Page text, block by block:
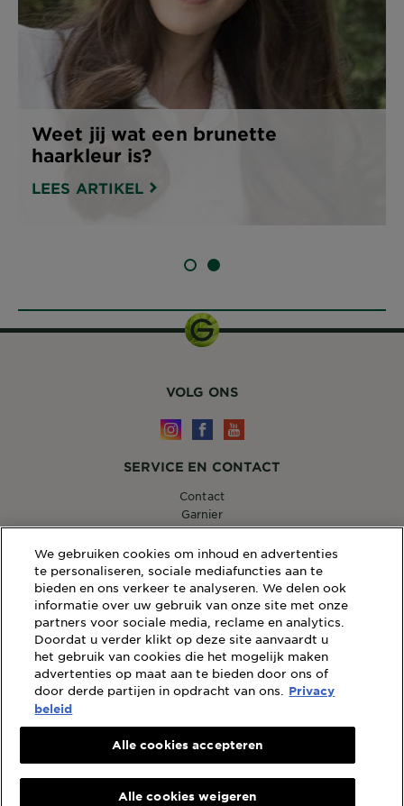
Weet jij wat een brunette
haarkleur is?
LEES ARTIKEL
SLIDE 1SLIDE 2
WEBSITE LINKS
Sitemap
Wettelijke Bepalingen
Privacybeleid
Algemene Voorwaarden Reviews en Recensies
VOLG ONS
SERVICE EN CONTACT
Contact
Garnier
14, RUE ROYALE 75008 PARIS
consumercareNL@loreal.com
We gebruiken cookies om inhoud en advertenties
te personaliseren, sociale mediafuncties aan te
bieden en ons verkeer te analyseren. We delen ook
informatie over uw gebruik van onze site met onze
partners voor sociale media, reclame en analytics.
Doordat u verder klikt op deze site aanvaardt u
het gebruik van cookies die het mogelijk maken
advertenties op maat aan te bieden door ons of
door derde partijen in opdracht van ons.
Privacy
beleid
Alle cookies weigeren
Alle cookies accepteren